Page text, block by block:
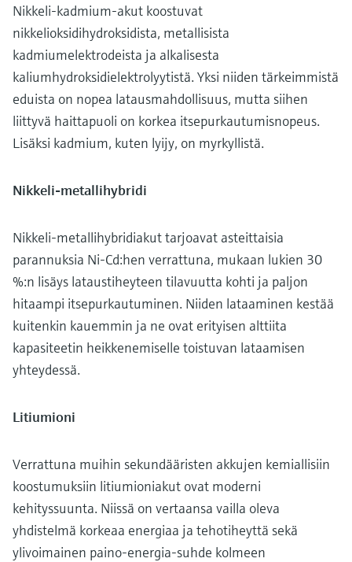
Nikkeli-kadmium-akut koostuvat
nikkelioksidihydroksidista, metallisista
kadmiumelektrodeista ja alkalisesta
kaliumhydroksidielektrolyytistä. Yksi niiden tärkeimmistä
eduista on nopea latausmahdollisuus, mutta siihen
liittyvä haittapuoli on korkea itsepurkautumisnopeus.
Lisäksi kadmium, kuten lyijy, on myrkyllistä.
Nikkeli-metallihybridi
Nikkeli-metallihybridiakut tarjoavat asteittaisia ​​
parannuksia Ni-Cd:hen verrattuna, mukaan lukien 30
%:n lisäys lataustiheyteen tilavuutta kohti ja paljon
hitaampi itsepurkautuminen. Niiden lataaminen kestää
kuitenkin kauemmin ja ne ovat erityisen alttiita
kapasiteetin heikkenemiselle toistuvan lataamisen
yhteydessä.
Litiumioni
Verrattuna muihin sekundääristen akkujen kemiallisiin
koostumuksiin litiumioniakut ovat moderni
kehityssuunta. Niissä on vertaansa vailla oleva
yhdistelmä korkeaa energiaa ja tehotiheyttä sekä
ylivoimainen paino-energia-suhde kolmeen